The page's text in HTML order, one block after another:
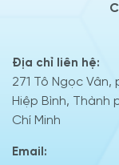
Địa chỉ liên hệ:
271 Tô Ngọc Vân,
Hiệp Bình, Thành
Chí Minh
Email: